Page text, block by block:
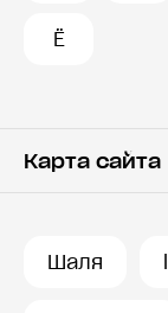
Ё
Карта сайта
Шаля